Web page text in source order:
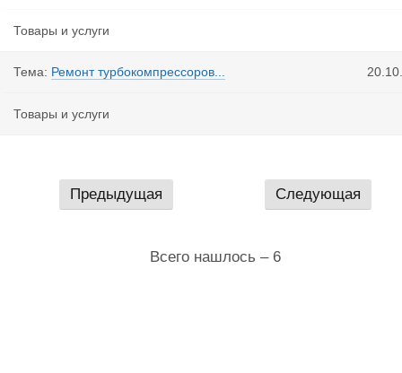
Товары и услуги
Тема: Ремонт турбокомпрессоров...
Товары и услуги
Предыдущая Следующая
Всего нашлось – 6